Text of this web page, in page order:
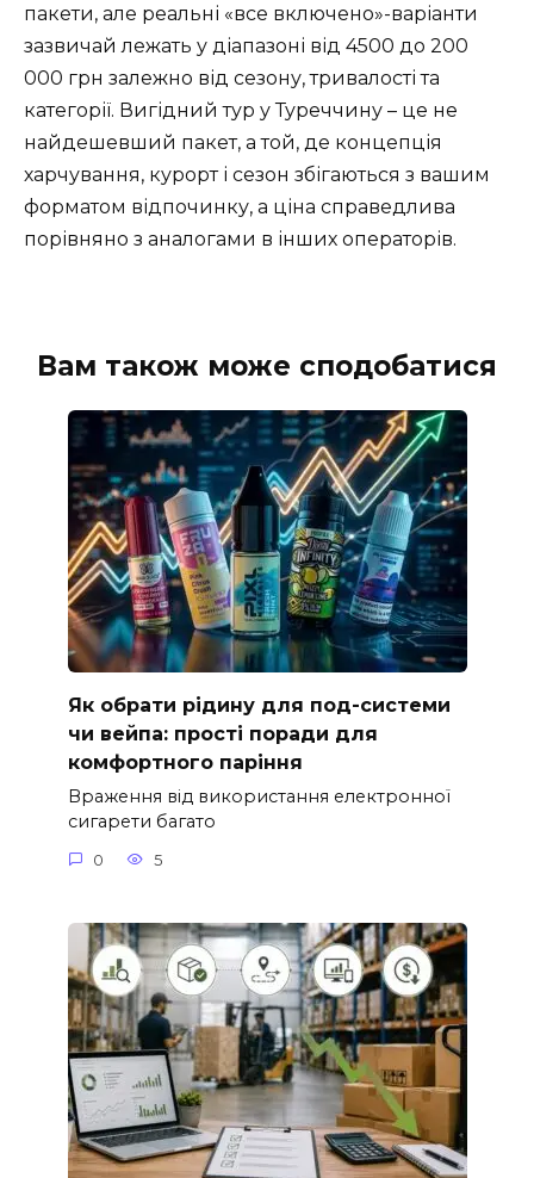
пакети, але реальні «все включено»-варіанти
зазвичай лежать у діапазоні від 4500 до 200
000 грн залежно від сезону, тривалості та
категорії. Вигідний тур у Туреччину – це не
найдешевший пакет, а той, де концепція
харчування, курорт і сезон збігаються з вашим
форматом відпочинку, а ціна справедлива
порівняно з аналогами в інших операторів.
Вам також може сподобатися
Як обрати рідину для под-системи
чи вейпа: прості поради для
комфортного паріння
Враження від використання електронної
сигарети багато
0 5